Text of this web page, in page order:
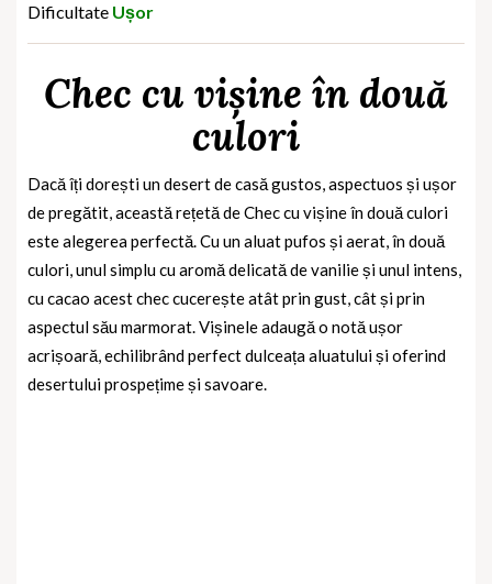
Dificultate Ușor
Chec cu vișine în două
culori
Dacă îți dorești un desert de casă gustos, aspectuos și ușor
de pregătit, această rețetă de Chec cu vișine în două culori
este alegerea perfectă. Cu un aluat pufos și aerat, în două
culori, unul simplu cu aromă delicată de vanilie și unul intens,
cu cacao acest chec cucerește atât prin gust, cât și prin
aspectul său marmorat. Vișinele adaugă o notă ușor
acrișoară, echilibrând perfect dulceața aluatului și oferind
desertului prospețime și savoare.